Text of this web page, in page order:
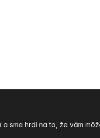
hrdí na to, že vám